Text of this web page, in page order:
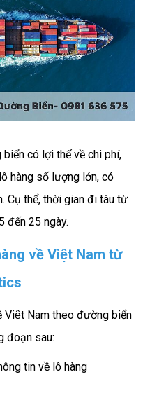
có lợi thế về chi phí,
hàng số lượng lớn, có
Cụ thể, thời gian đi tàu từ
đến 25 ngày.
về Việt Nam từ
Việt Nam theo đường biển
đoạn sau:
tin về lô hàng